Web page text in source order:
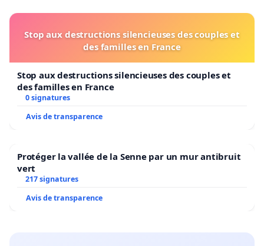
Stop aux destructions silencieuses des couples et
des familles en France
Stop aux destructions silencieuses des couples et
des familles en France
0 signatures
Avis de transparence
Protéger la vallée de la Senne par un mur antibruit
vert
217 signatures
Avis de transparence